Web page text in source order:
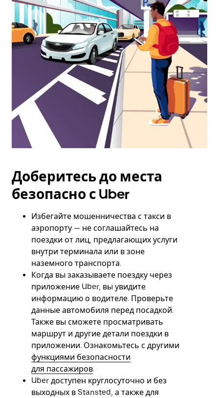
дату.
Чтобы
закрыть
календарь,
нажмите
Esc.
Доберитесь до места
безопасно с Uber
Избегайте мошенничества с такси в
аэропорту — не соглашайтесь на
поездки от лиц, предлагающих услуги
внутри терминала или в зоне
наземного транспорта.
Когда вы заказываете поездку через
приложение Uber, вы увидите
информацию о водителе. Проверьте
данные автомобиля перед посадкой.
Также вы сможете просматривать
маршрут и другие детали поездки в
приложении. Ознакомьтесь с другими
функциями безопасности
для пассажиров.
Uber доступен круглосуточно и без
выходных в Stansted, а также для